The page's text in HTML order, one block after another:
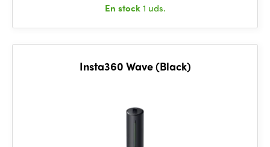
En stock1 uds.
Insta360 Wave (Black)